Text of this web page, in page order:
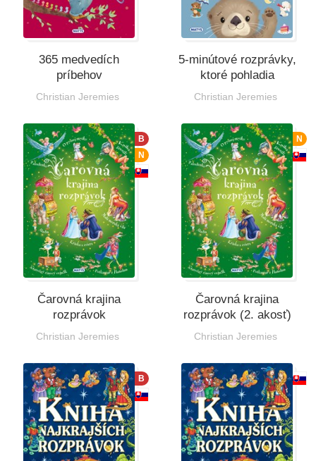
365 medvedích
príbehov
Christian Jeremies
5-minútové rozprávky,
ktoré pohladia
Christian Jeremies
B
N
Čarovná krajina
rozprávok
Christian Jeremies
N
Čarovná krajina
rozprávok (2. akosť)
Christian Jeremies
B